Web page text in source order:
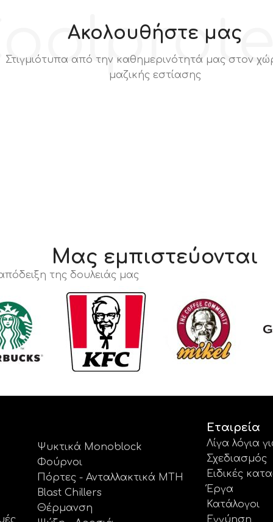
Ακολουθήστε μας
Στιγμιότυπα από την καθημερινότητά μας στον
μαζικής εστίασης
Μας εμπιστεύονται
της δουλειάς μας
Ψυκτικά Monoblock
Φούρνοι
Πόρτες - Ανταλλακτικά MTH
Blast Chillers
Θέρμανση
Εταιρεία
Λίγα λόγια
Σχεδιασμός
Ειδικές
Έργα
Κατάλογοι